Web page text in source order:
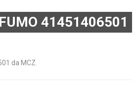
41451406501
da MCZ.